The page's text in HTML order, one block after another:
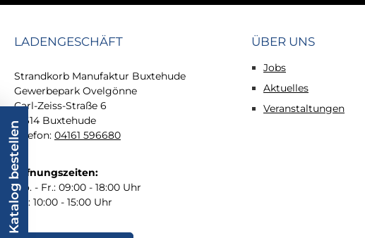
LADENGESCHÄFT
Strandkorb Manufaktur Buxtehude
Gewerbepark Ovelgönne
Carl-Zeiss-Straße 6
21614 Buxtehude
Telefon: 04161 596680
Öffnungszeiten:
Mo. - Fr.: 09:00 - 18:00 Uhr
Sa.: 10:00 - 15:00 Uhr
ÜBER UNS
Jobs
Aktuelles
Veranstaltungen
Katalog bestellen